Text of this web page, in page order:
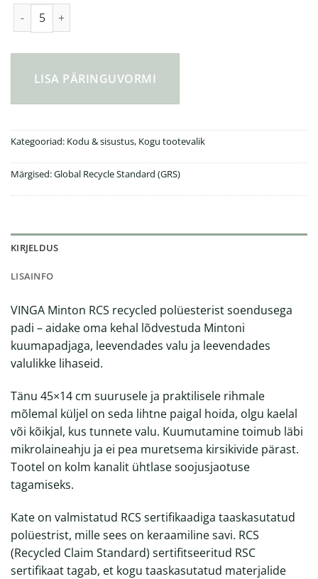
LISA PÄRINGUVORMI
Kategooriad: Kodu & sisustus, Kogu tootevalik
Märgised:Global Recycle Standard (GRS)
KIRJELDUS
LISAINFO
VINGA Minton RCS recycled polüesterist soendusega
padi – aidake oma kehal lõdvestuda Mintoni
kuumapadjaga, leevendades valu ja leevendades
valulikke lihaseid.
Tänu 45×14 cm suurusele ja praktilisele rihmale
mõlemal küljel on seda lihtne paigal hoida, olgu kaelal
või kõikjal, kus tunnete valu. Kuumutamine toimub läbi
mikrolaineahju ja ei pea muretsema kirsikivide pärast.
Tootel on kolm kanalit ühtlase soojusjaotuse
tagamiseks.
Kate on valmistatud RCS sertifikaadiga taaskasutatud
polüestrist, mille sees on keraamiline savi. RCS
(Recycled Claim Standard) sertifitseeritud RSC
sertifikaat tagab, et kogu taaskasutatud materjalide